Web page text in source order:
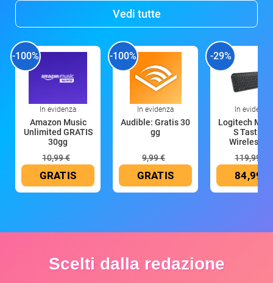
Vedi tutte
-100%
In evidenza
Amazon Music
Unlimited GRATIS
30gg
10,99 €
GRATIS
-100%
In evidenza
Audible: Gratis 30
gg
9,99 €
GRATIS
-29%
In evidenza
Logitech MX
S Tastiera
Wireless
119,99 €
84,99 €
Scelti dalla redazione